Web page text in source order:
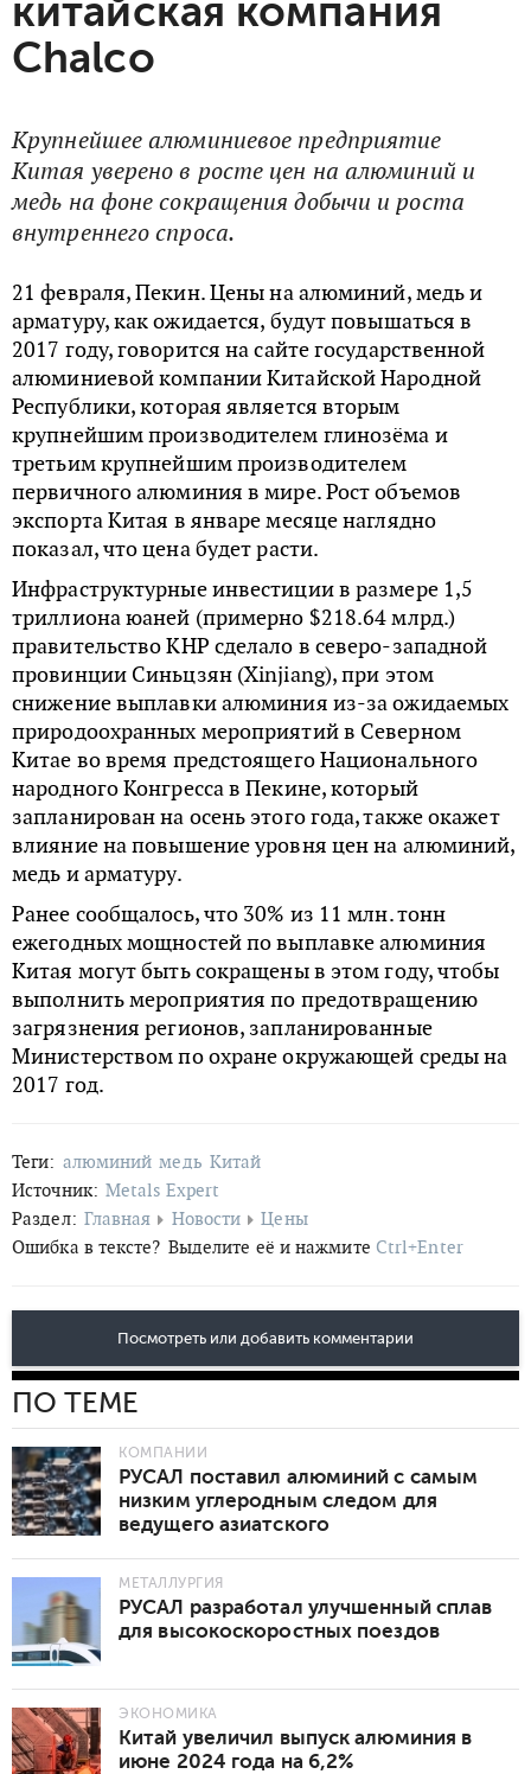
китайская компания
Chalco
Крупнейшее алюминиевое предприятие
Китая уверено в росте цен на алюминий и
медь на фоне сокращения добычи и роста
внутреннего спроса.
21 февраля, Пекин. Цены на алюминий, медь и
арматуру, как ожидается, будут повышаться в
2017 году, говорится на сайте государственной
алюминиевой компании Китайской Народной
Республики, которая является вторым
крупнейшим производителем глинозёма и
третьим крупнейшим производителем
первичного алюминия в мире. Рост объемов
экспорта Китая в январе месяце наглядно
показал, что цена будет расти.
Инфраструктурные инвестиции в размере 1,5
триллиона юаней (примерно $218.64 млрд.)
правительство КНР сделало в северо-западной
провинции Синьцзян (Xinjiang), при этом
снижение выплавки алюминия из-за ожидаемых
природоохранных мероприятий в Северном
Китае во время предстоящего Национального
народного Конгресса в Пекине, который
запланирован на осень этого года, также окажет
влияние на повышение уровня цен на алюминий,
медь и арматуру.
Ранее сообщалось, что 30% из 11 млн. тонн
ежегодных мощностей по выплавке алюминия
Китая могут быть сокращены в этом году, чтобы
выполнить мероприятия по предотвращению
загрязнения регионов, запланированные
Министерством по охране окружающей среды на
2017 год.
Теги: алюминий медь Китай
Источник: Metals Expert
Раздел: Главная Новости
Цены
Ошибка в тексте? Выделите её и нажмите Ctrl+Enter
Посмотреть или добавить комментарии
ПО ТЕМЕ
КОМПАНИИ
РУСАЛ поставил алюминий с самым
низким углеродным следом для
ведущего азиатского
МЕТАЛЛУРГИЯ
РУСАЛ разработал улучшенный сплав
для высокоскоростных поездов
ЭКОНОМИКА
Китай увеличил выпуск алюминия в
июне 2024 года на 6,2%